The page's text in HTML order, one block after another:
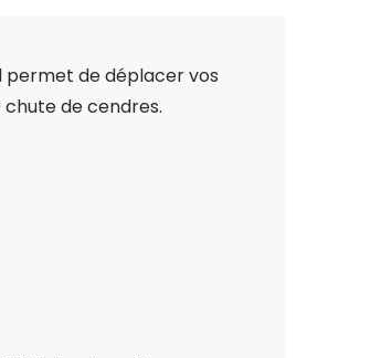
permet de déplacer vos
de cendres.